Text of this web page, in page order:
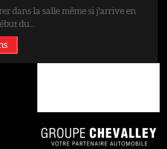
dans la salle même si j'arrive en
du...